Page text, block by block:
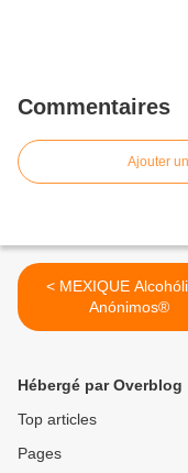
Commentaires
Ajouter
< MEXIQUE Alcohólicos
Anónimos®
Hébergé par Overblog
Top articles
Pages